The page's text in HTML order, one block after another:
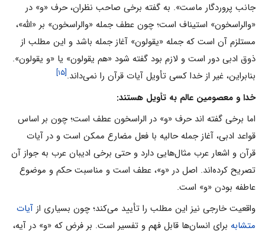
جانب پروردگار ماست». به گفته برخى صاحب نظران، حرف «و» در
«والراسخون» استیناف است؛ چون عطف جمله «والراسخون» بر «اللّٰه»،
مستلزم آن است که جمله «یقولون» آغاز جمله باشد و این مطلب از
ذوق ادبى دور است و لازم بود گفته شود «هم یقولون» یا «و یقولون».
بنابراین، غیر از خدا کسى تأویل آیات قرآن را نمى‌داند.[۱۵]
خدا و معصومین عالم به تأویل هستند:
اما برخی گفته اند حرف «و» در الراسخون عطف است؛ چون بر اساس
قواعد ادبى، آغاز جمله حالیه با فعل مضارع ممکن است و در آیات
قرآن و اشعار عرب مثال‌هایى دارد و حتى برخى ادیبان عرب به جواز آن
تصریح کرده‌اند. اصل در «و»، عطف است و مناسبت حکم و موضوع
عاطفه بودن «و» است.
واقعیت خارجى نیز این مطلب را تأیید مى‌کند؛ چون بسیارى از آیات
متشابه براى انسان‌ها قابل فهم و تفسیر است. بر فرض که «و» در آیه،